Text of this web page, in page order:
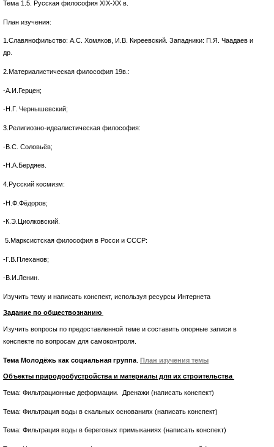
Тема 1.5. Русская философия XIX-XX в.
План изучения:
1.Славянофильство: А.С. Хомяков, И.В. Киреевский. Западники: П.Я. Чаадаев и
др.
2.Материалистическая философия 19в.:
-А.И.Герцен;
-Н.Г. Чернышевский;
3.Религиозно-идеалистическая философия:
-В.С. Соловьёв;
-Н.А.Бердяев.
4.Русский космизм:
-Н.Ф.Фёдоров;
-К.Э.Циолковский.
5.Марксистская философия в Росси и СССР:
-Г.В.Плеханов;
-В.И.Ленин.
Изучить тему и написать конспект, используя ресурсы Интернета
Задание по обществознанию
Изучить вопросы по предоставленной теме и составить опорные записи в
конспекте по вопросам для самоконтроля.
Тема Молодёжь как социальная группа План изучения темы
Объекты природообустройстваи материалы для их строительства
Тема: Фильтрационные деформации. Дренажи (написать конспект)
Тема: Фильтрация воды в скальных основаниях (написать конспект)
Тема: Фильтрация воды в береговых примыканиях (написать конспект)